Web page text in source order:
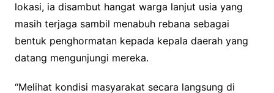
lokasi, ia disambut hangat warga lanjut usia yang
masih terjaga sambil menabuh rebana sebagai
bentuk penghormatan kepada kepala daerah yang
datang mengunjungi mereka.
“Melihat kondisi masyarakat secara langsung di